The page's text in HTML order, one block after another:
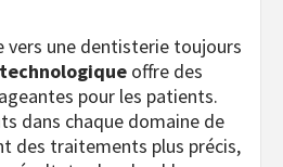
vers une dentisterie toujours
offre des
pour les patients.
dans chaque domaine de
des traitements plus précis,